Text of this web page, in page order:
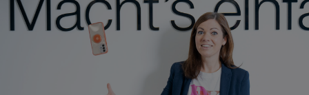
(z.B. Data Privacy Framework), werden wie europäische
Unternehmen behandelt.
Wenn Sie „Nur notwendige Cookies“ wählen, dann sind für
Sie nur jene Cookies im Einsatz, die zur Funktion dieser